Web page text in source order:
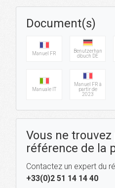
Document(s)
Manuel FR
Benutzerhan
dbuch DE
Manuale IT
Manuel FR à
partir de
2023
Vous ne trouvez
référence de la
Contactez un expert du
+33(0)2 51 14 14 40